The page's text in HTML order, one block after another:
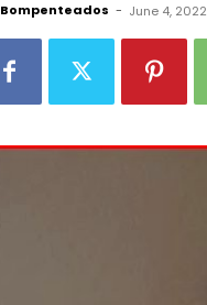
Bompenteados - June 4, 2022